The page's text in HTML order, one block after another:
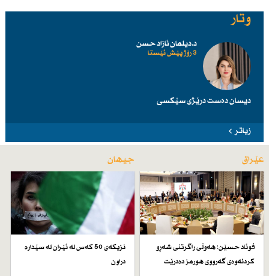
وتار
د.دیلمان ئازاد حسن
3 رۆژ پێش ئێستا
دیسان دەست درێژی سێكسی
زیاتر
عێراق
فوئاد حسێن: هەوڵی راگرتنی شەڕو
كردنەوەی گەرووی هورمز دەدرێت
جیهان
نزیكەی 50 كەس لە ئێران لە سێدارە
دراون